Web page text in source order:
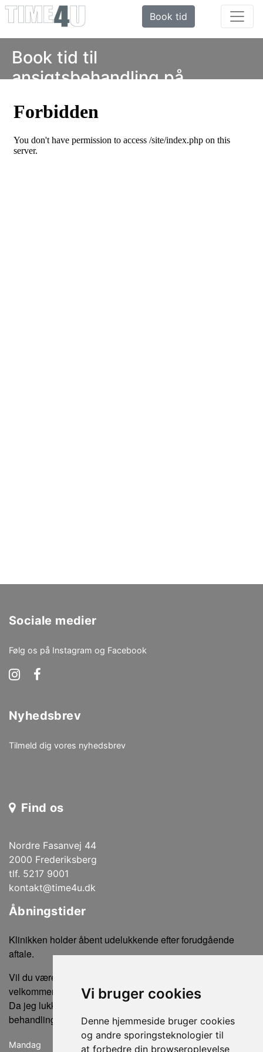
Vi bruger cookies
Denne hjemmeside bruger cookies
og andre sporingsteknologier til
at forbedre din browseroplevelse
Book tid
Book tid til
ansigtsbehandling på
Sociale medier
Følg os på Instagram og Facebook
Nyhedsbrev
Tilmeld dig vores nyhedsbrev
Find os
Nordre Fasanvej 44
2000 Frederiksberg
tlf. 5217 9001
kontakt@time4u.dk
Åbningstider
Klinikken holder åbent udelukkende efter forudgående
aftale.
Vil du være sikker på ikke at gå forgæves, er du altid
velkommen til at ringe eller sende en sms for tidsbestilling.
Da jeg lukker klinikken, når der ikke er bookede
behandlinger, kan der ikke købes produkter uden en aftale.
Mandag lukket